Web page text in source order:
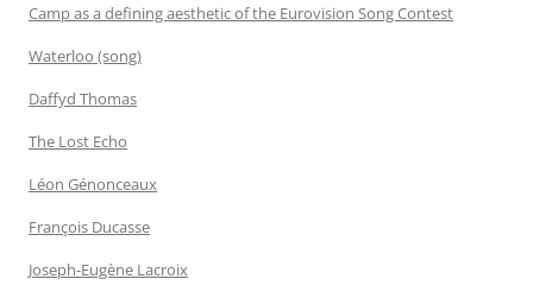
Camp as a defining aesthetic of the Eurovision Song Contest
Waterloo (song)
Daffyd Thomas
The Lost Echo
Léon Génonceaux
François Ducasse
Joseph-Eugène Lacroix